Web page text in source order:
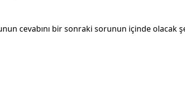
cevabını bir sonraki sorunun içinde olacak